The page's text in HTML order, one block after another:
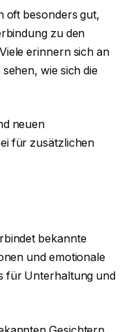
oft besonders gut,
zu den
erinnern sich an
wie sich die
neuen
für zusätzlichen
bekannte
und emotionale
für Unterhaltung und